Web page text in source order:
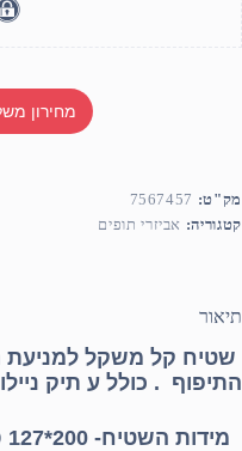
מחירון
מק"ט: 7567457
קטגוריה: אביזרי תופים
תיאור
שטיח קל משקל למניעת
התיפוף . כולל ע תיק
מידות השטיח- 200*127 ס”מ